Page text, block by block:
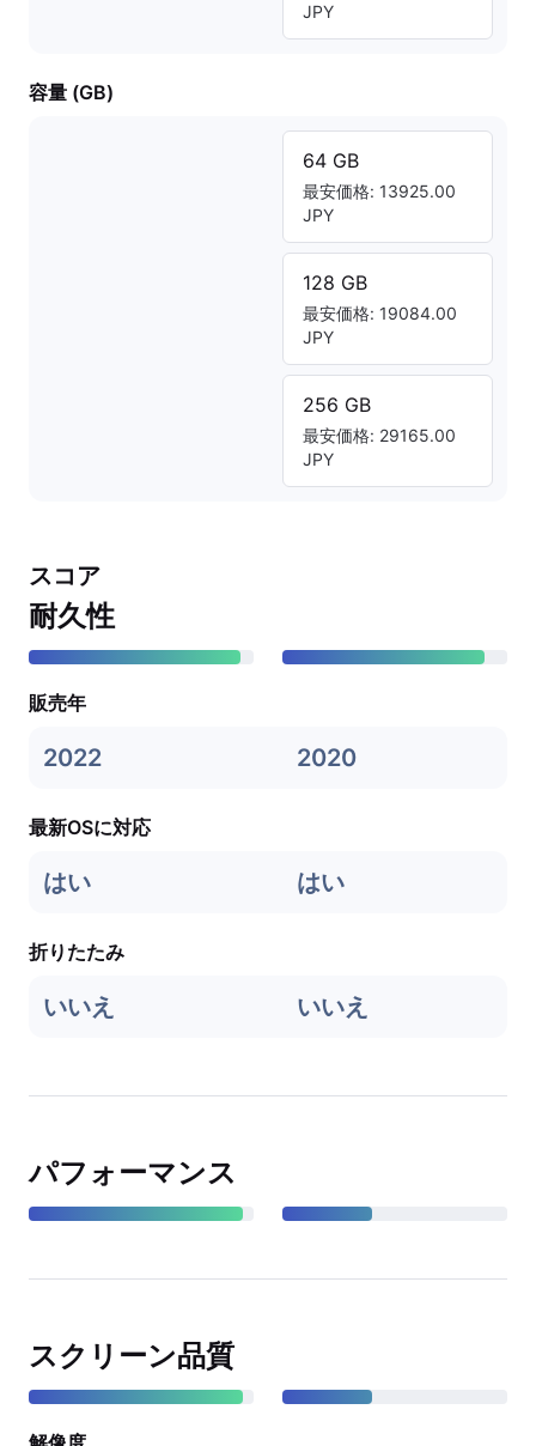
JPY
容量 (GB)
64 GB
最安価格: 13925.00
JPY
128 GB
最安価格: 19084.00
JPY
256 GB
最安価格: 29165.00
JPY
スコア
耐久性
販売年
2022 2020
最新OSに対応
はい はい
折りたたみ
いいえ いいえ
パフォーマンス
スクリーン品質